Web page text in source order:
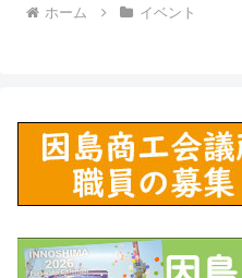
ホーム イベント